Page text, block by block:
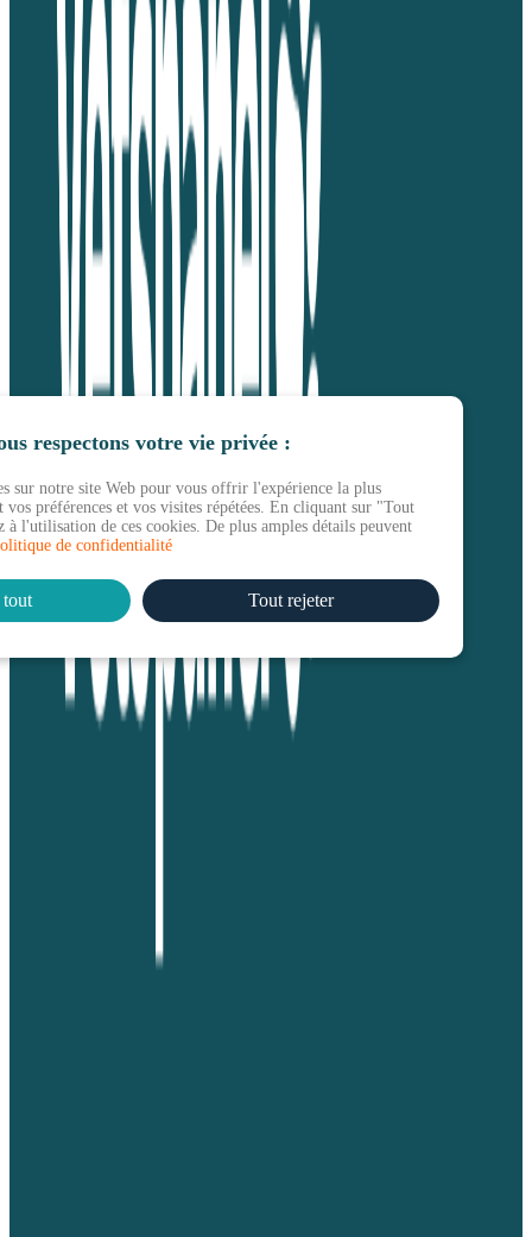
respectons votre vie privée :
sur notre site Web pour vous offrir l'expérience la plus
vos préférences et vos visites répétées. En cliquant sur "Tout
à l'utilisation de ces cookies. De plus amples détails peuvent
de confidentialité
Tout rejeter